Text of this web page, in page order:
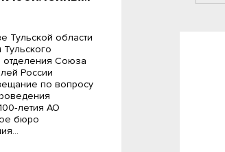
Тульской области
Тульского
отделения Союза
России
по вопросу
АО
бюро